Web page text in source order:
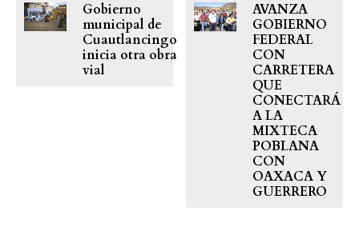
Gobierno
municipal de
Cuautlancingo
inicia otra obra
vial
AVANZA
GOBIERNO
FEDERAL
CON
CARRETERA
QUE
CONECTARÁ
A LA
MIXTECA
POBLANA
CON
OAXACA Y
GUERRERO